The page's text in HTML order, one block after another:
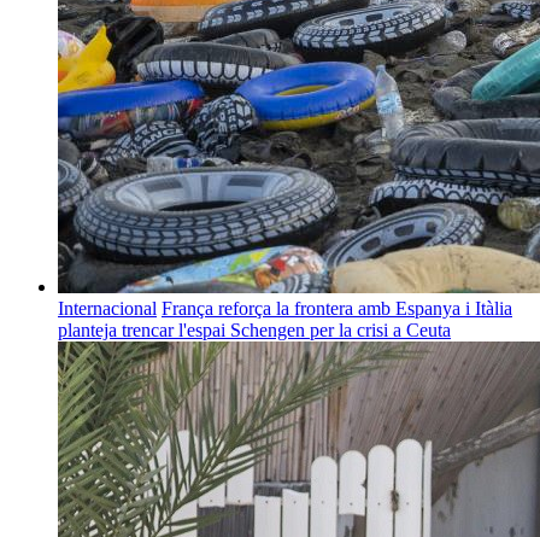
Internacional França reforça la frontera amb Espanya i Itàlia
planteja trencar l'espai Schengen per la crisi a Ceuta